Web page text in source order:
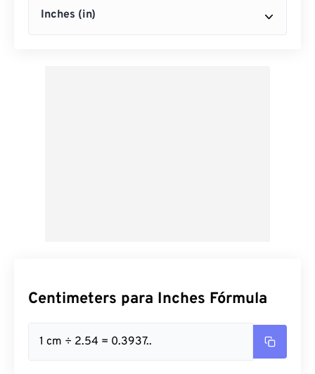
Centimeters para Inches Fórmula
1 cm ÷ 2.54 = 0.3937..